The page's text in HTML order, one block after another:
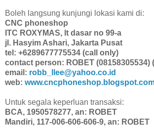
Boleh langsung kunjungi lokasi kami di:
CNC phoneshop
ITC ROXYMAS, lt dasar no 99-a
jl. Hasyim Ashari, Jakarta Pusat
tel: +6289677775534 (call only)
contact person: ROBET (08158305534)
email: robb_llee@yahoo.co.id
web:
Untuk segala keperluan transaksi:
BCA, 1950578277, an: ROBET
Mandiri, 117-006-606-606-9, an: ROBET